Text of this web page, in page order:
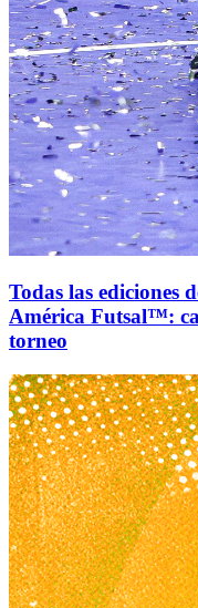
Todas las ediciones
América Futsal™:
torneo